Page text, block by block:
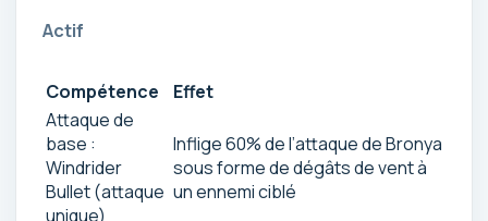
Actif
Compétence
Effet
Attaque de
base :
Windrider
Bullet (attaque
unique)
Inflige 60% de l’attaque de Bronya
sous forme de dégâts de vent à
un ennemi ciblé